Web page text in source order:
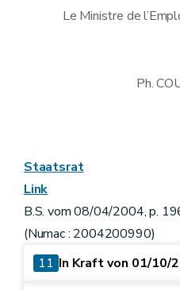
Le Ministre de
Ph.
Staatsrat
Link
B.S. vom 08/04/2004, p.
(Numac : 2004200990)
11 In Kraft von 01/10/